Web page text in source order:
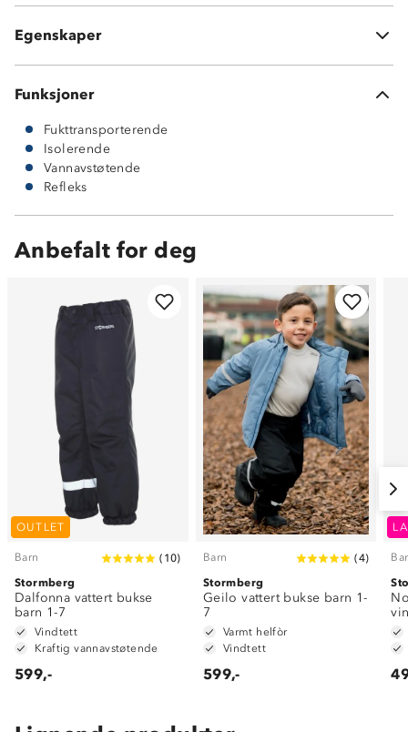
Egenskaper
Regulerbar hette med strikk og borrelås
Funksjoner
Fukttransporterende
Isolerende
Vannavstøtende
Refleks
Anbefalt for deg
OUTLET
Barn ( 10)
Stormberg
Dalfonna vattert bukse
barn 1-7
Vindtett
Kraftig vannavstøtende
599,-
Barn (4)
Stormberg
Geilo vattert bukse barn 1-
7
Varmt helfòr
Vindtett
599,-